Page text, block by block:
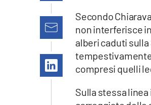
Secondo
non interferisce
alberi caduti sulla
compresi quelli
Sulla stessa linea